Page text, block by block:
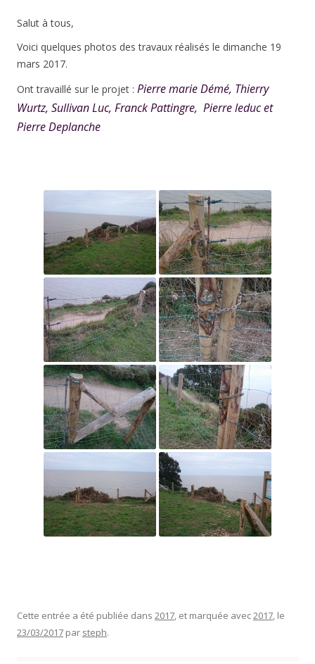
Salut à tous,
Voici quelques photos des travaux réalisés le dimanche 19
mars 2017.
Ont travaillé sur le projet : Pierre marie Démé, Thierry
Wurtz, Sullivan Luc, Franck Pattingre, Pierre leduc et
Pierre Deplanche
Cette entrée a été publiée dans 2017, et marquée avec2017, le
23/03/2017 par steph.